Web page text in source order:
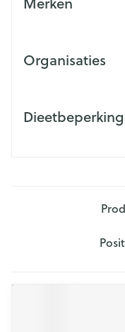
Organisaties